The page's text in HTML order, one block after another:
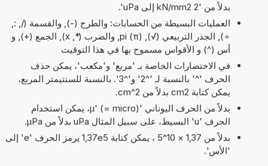
بدلاً من '2 kN/mm2 إلى uPa'.
العمليات البسيطة من الحسابات: والطرح (-), والقسمة (/, :,
÷), الجذر التربيعي (√), pi (π), والضرب (*, x), الجمع (+), و
أس (^) و الأقواس مسموح بها في هذا التوقيت
في الاختصارات الخاصة بـ 'مربع' و'مكعب'، يمكن حذف
الحرف '^' بالنسبة لـ '^2' و'^3'. بالنسبة للسنتيمتر المربع،
يمكن كتابة cm2 بدلاً من cm^2.
بدلاً من الحرف اليوناني 'µ' (= micro)، يمكن استخدام
الحرف 'u' البسيط، على سبيل المثال uPa بدلاً من µPa.
بدلاً من 1,37 × 10^5 ، يمكن كتابة 1,37e5 يرمز الحرف 'e' إلى
'الأس'.